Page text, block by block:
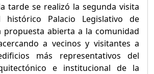
tarde se realizó la segunda visita
Palacio Legislativo de
propuesta abierta a la comunidad
a vecinos y visitantes a
más representativos del
e institucional de la